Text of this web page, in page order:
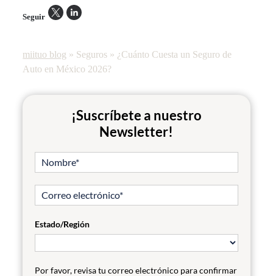
Seguir
miituo blog » Seguros » ¿Cuánto Cuesta un Seguro de
Auto en México 2026?
¡Suscríbete a nuestro
Newsletter!
Estado/Región
Por favor, revisa tu correo electrónico para confirmar